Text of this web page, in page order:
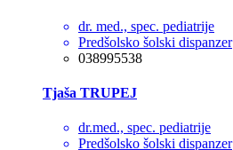
dr. med., spec. pediatrije
Predšolsko šolski dispanzer
038995538
Tjaša TRUPEJ
dr.med., spec. pediatrije
Predšolsko šolski dispanzer